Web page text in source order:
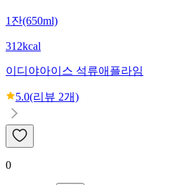
1잔(650ml)
312kcal
이디야아이스 석류애플라임
5.0(리뷰 2개)
0